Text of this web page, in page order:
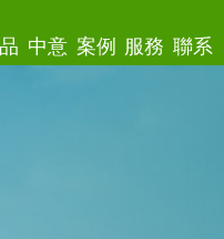
中意 案例 服務 聯系